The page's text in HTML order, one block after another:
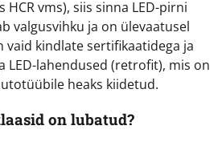
vms), siis sinna LED-pirni
valgusvihku ja on ülevaatusel
vaid kindlate sertifikaatidega ja
LED-lahendused (retrofit), mis on
heaks kiidetud.
on lubatud?